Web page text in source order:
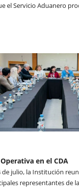
el Servicio Aduanero
en el CDA
de julio, la Institución
representantes de